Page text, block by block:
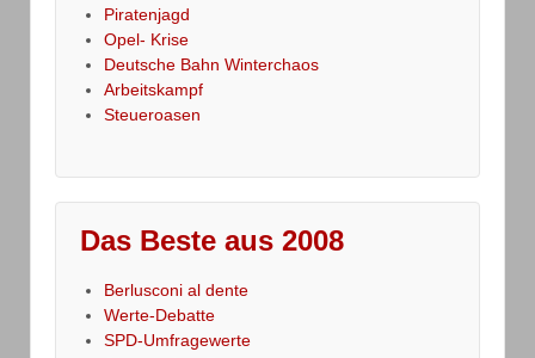
Piratenjagd
Opel- Krise
Deutsche Bahn Winterchaos
Arbeitskampf
Steueroasen
Das Beste aus 2008
Berlusconi al dente
Werte-Debatte
SPD-Umfragewerte